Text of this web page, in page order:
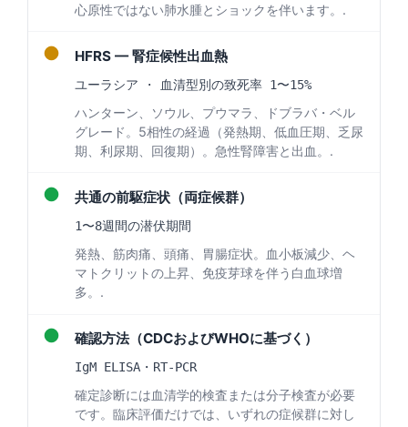
心原性ではない肺水腫とショックを伴います。.
● HFRS — 腎症候性出血熱
ユーラシア · 血清型別の致死率 1〜15%
ハンターン、ソウル、プウマラ、ドブラバ・ベル
グレード。5相性の経過（発熱期、低血圧期、乏尿
期、利尿期、回復期）。急性腎障害と出血。.
● 共通の前駆症状（両症候群）
1〜8週間の潜伏期間
発熱、筋肉痛、頭痛、胃腸症状。血小板減少、ヘ
マトクリットの上昇、免疫芽球を伴う白血球増
多。.
● 確認方法（CDCおよびWHOに基づく）
IgM ELISA・RT-PCR
確定診断には血清学的検査または分子検査が必要
です。臨床評価だけでは、いずれの症候群に対し